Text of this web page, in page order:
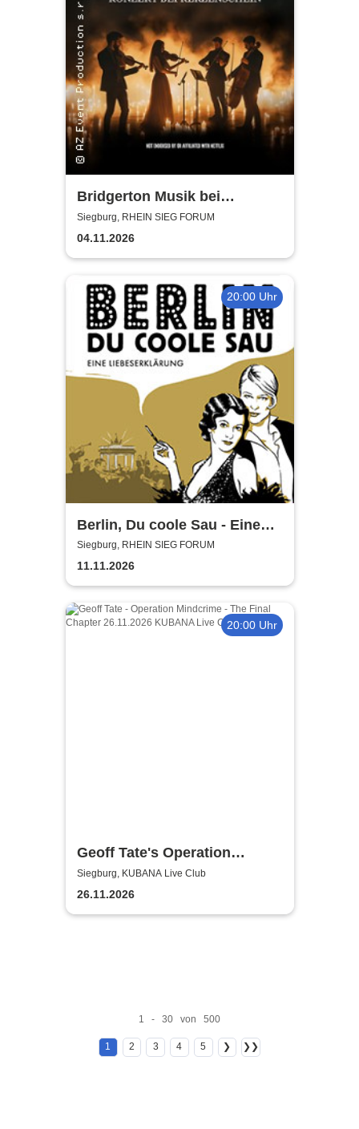
Bridgerton Musik bei
Kerzenschein
Siegburg, RHEIN SIEG FORUM
04.11.2026
20:00 Uhr
Berlin, Du coole Sau - Eine
Liebeserklärung
Siegburg, RHEIN SIEG FORUM
11.11.2026
20:00 Uhr
Geoff Tate's Operation
Mindcrime - The Final
Chapter
Siegburg, KUBANA Live Club
26.11.2026
1 - 30 von 500
1 2 3 4 5 ❯ ❯❯